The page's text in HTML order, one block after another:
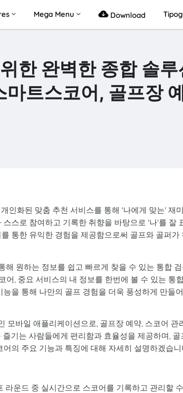
Mega Menu Download
한 완벽한 종합 솔루
트스코어, 골프장
인화된 맞춤 추천 서비스를 통해 '나에게 맞는' 재
스로 참여하고 기록한 취향을 바탕으로 '나'를 잘
통한 유익한 경험을 제공함으로써 골프와 골퍼가
원하는 정보를 쉽고 빠르게 찾을 수 있는 통합
어, 중요 서비스의 내 정보를 한번에 볼 수 있는 통
을 통해 나만의 골프 경험을 더욱 풍성하게 만들어
바일 애플리케이션으로, 골프장 예약, 스코어 관
기는 사람들에게 편리함과 효율성을 제공하며, 골
의 주요 기능과 특징에 대해 자세히 설명하겠습니
라운드 중 실시간으로 스코어를 기록하고 관리할 수